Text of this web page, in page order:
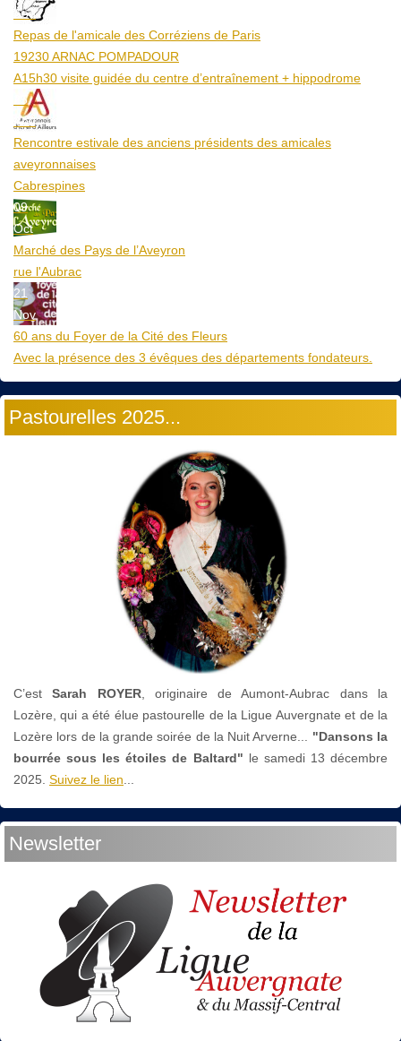
Aoû
Repas de l'amicale des Corréziens de Paris
19230 ARNAC POMPADOUR
A15h30 visite guidée du centre d’entraînement + hippodrome
25
Aoû
Rencontre estivale des anciens présidents des amicales
aveyronnaises
Cabrespines
09
Oct
Marché des Pays de l’Aveyron
rue l'Aubrac
21
Nov
60 ans du Foyer de la Cité des Fleurs
Avec la présence des 3 évêques des départements fondateurs.
Pastourelles 2025...
C’estSarah ROYER, originaire de Aumont-Aubrac dans la
Lozère, qui a été élue pastourelle de la Ligue Auvergnate et de la
Lozère lors de la grande soirée de la Nuit Arverne...
"Dansons la
bourrée sous les étoiles de Baltard" le samedi 13 décembre
2025. Suivez le lien
Newsletter